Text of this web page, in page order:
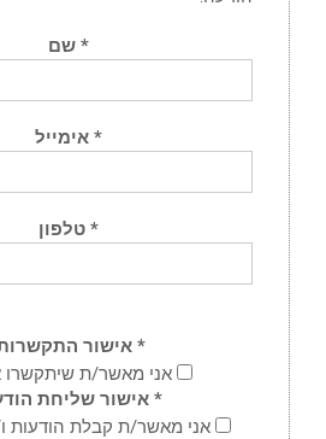
* שם
* אימייל
* טלפון
* אישור
אני מאשר/ת שיתקשרו
* אישור שליחת
אני מאשר/ת קבלת הודעות